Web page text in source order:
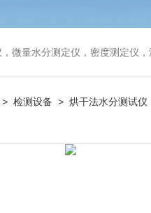
微量水分测定仪，密度测定仪
> 检测设备 > 烘干法水分测试仪